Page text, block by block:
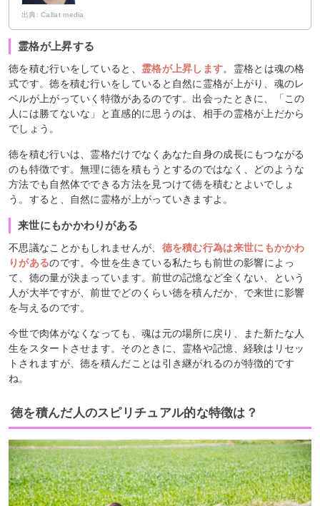
出典: Callat media
霊格が上昇する
徳を積む行いをしていると、 霊格が上昇します。霊格とは魂の格
式です。徳を積む行いをしていると自然に霊格が上がり、魂のレ
ベルが上がっていく特徴があるのです。出会ったときに、「この
人には勝てないな」と直感的に思うのは、相手の霊格が上だから
でしょう。
徳を積む行いは、霊格だけでなくあなた自身の成長にもつながる
のも特徴です。無理に徳を積もうとするのではなく、どのような
方法でも自然体でできる方法を見つけて徳を積むとよいでしょ
う。すると、自然に霊格が上がっていきますよ。
来世にもかかわりがある
不思議なことかもしれませんが、 徳を積む行為は来世にもかかわ
りがあるのです。今世を生きている私たちも前世の影響によっ
て、徳の量が決まっています。前世の記憶など全くない、という
人が大半ですが、前世でどのくらい徳を積んだか、で来世に影響
を与えるのです。
今世で肉体がなくなっても、魂は元の場所に戻り、また新たな人
生をスタートさせます。そのときに、霊格や記憶、経験はリセッ
トされますが、徳を積んだことは引き継がれるのが特徴的です
ね。
徳を積んだ人のスピリチュアル的な特徴は？